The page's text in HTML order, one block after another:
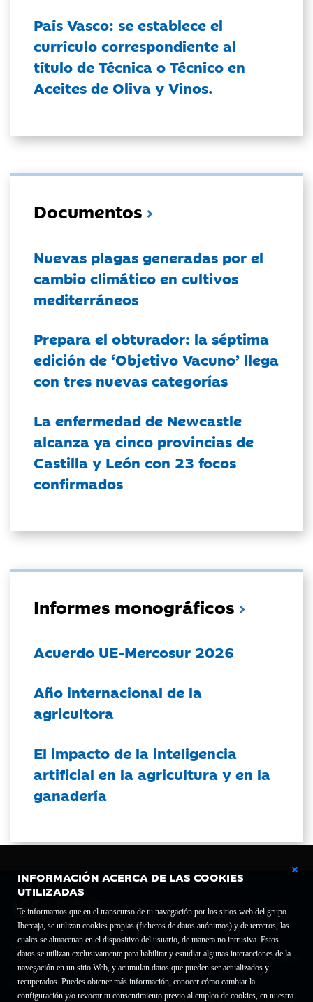
INFORMACIÓN ACERCA DE LAS COOKIES
UTILIZADAS
Te informamos que en el transcurso de tu navegación por los sitios web del grupo
Ibercaja, se utilizan cookies propias (ficheros de datos anónimos) y de terceros, las
cuales se almacenan en el dispositivo del usuario, de manera no intrusiva. Estos
datos se utilizan exclusivamente para habilitar y estudiar algunas interacciones de la
navegación en un sitio Web, y acumulan datos que pueden ser actualizados y
recuperados. Puedes obtener más información, conocer cómo cambiar la
configuración y/o revocar tu consentimiento previo al empleo de cookies, en nuestra
País Vasco: se establece el
currículo correspondiente al
título de Técnica o Técnico en
Aceites de Oliva y Vinos.
Documentos
Nuevas plagas generadas por el
cambio climático en cultivos
mediterráneos
Prepara el obturador: la séptima
edición de ‘Objetivo Vacuno’ llega
con tres nuevas categorías
La enfermedad de Newcastle
alcanza ya cinco provincias de
Castilla y León con 23 focos
confirmados
Informes monográficos
Acuerdo UE-Mercosur 2026
Año internacional de la
agricultora
El impacto de la inteligencia
artificial en la agricultura y en la
ganadería
Fundación Bancaria Ibercaja C.I.F. G-50000652.
Inscrita en el Registro de Fundaciones del Mº de Educación, Cultura y Deporte con el nº
1689.
Domicilio social: Joaquín Costa, 13. 50001 Zaragoza.